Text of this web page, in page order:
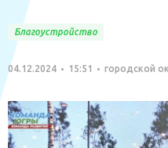
Благоустройство
04.12.2024 15:51 городской